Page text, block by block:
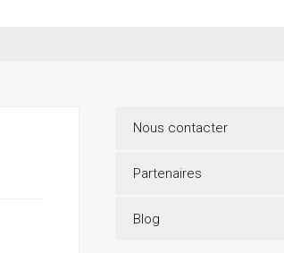
Nous contacter
Partenaires
Blog